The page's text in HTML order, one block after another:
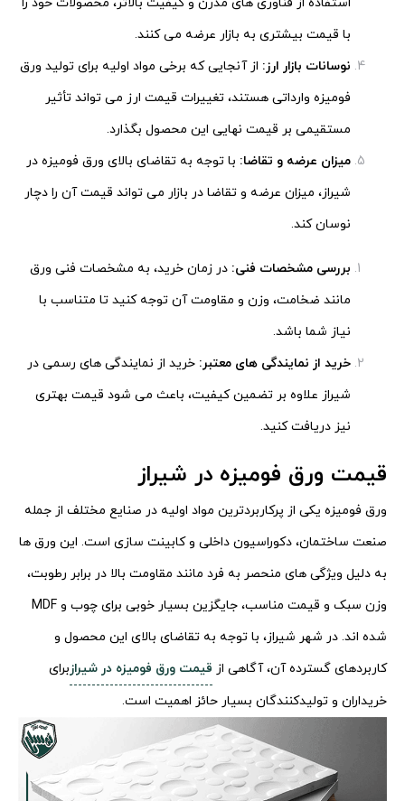
با قیمت بیشتری به بازار عرضه می کنند.
نوسانات بازار ارز: از آنجایی که برخی مواد اولیه برای تولید ورق
فومیزه وارداتی هستند، تغییرات قیمت ارز می تواند تأثیر
مستقیمی بر قیمت نهایی این محصول بگذارد.
میزان عرضه و تقاضا: با توجه به تقاضای بالای ورق فومیزه در
شیراز، میزان عرضه و تقاضا در بازار می تواند قیمت آن را دچار
نوسان کند.
بررسی مشخصات فنی: در زمان خرید، به مشخصات فنی ورق
مانند ضخامت، وزن و مقاومت آن توجه کنید تا متناسب با
نیاز شما باشد.
خرید از نمایندگی های معتبر: خرید از نمایندگی های رسمی در
شیراز علاوه بر تضمین کیفیت، باعث می شود قیمت بهتری
نیز دریافت کنید.
قیمت ورق فومیزه در شیراز
ورق فومیزه یکی از پرکاربردترین مواد اولیه در صنایع مختلف از جمله
صنعت ساختمان، دکوراسیون داخلی و کابینت سازی است. این ورق ها
به دلیل ویژگی های منحصر به فرد مانند مقاومت بالا در برابر رطوبت،
وزن سبک و قیمت مناسب، جایگزین بسیار خوبی برای چوب و MDF
شده اند. در شهر شیراز، با توجه به تقاضای بالای این محصول و
کاربردهای گسترده آن، آگاهی از قیمت ورق فومیزه در شیرازبرای
خریداران و تولیدکنندگان بسیار حائز اهمیت است.